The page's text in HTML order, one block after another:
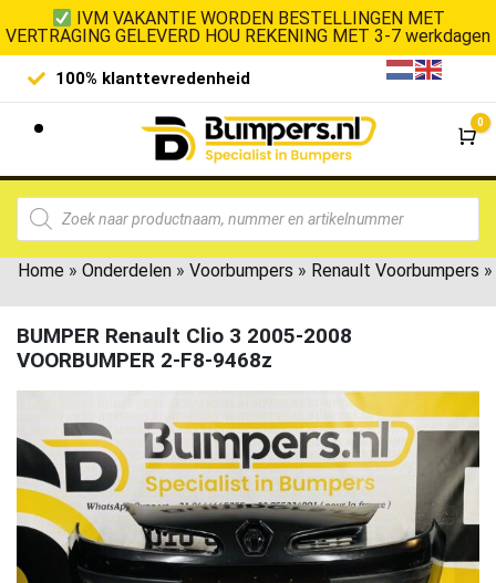
IVM VAKANTIE WORDEN BESTELLINGEN MET
VERTRAGING GELEVERD HOU REKENING MET 3-7 werkdagen
100% klanttevredenheid
0
Home » Onderdelen » Voorbumpers » Renault Voorbumpers »
BUMPER Renault Clio 3 2005-2008
VOORBUMPER 2-F8-9468z